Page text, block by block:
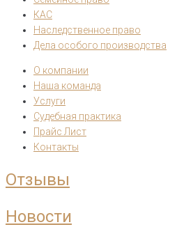
КАС
Наследственное право
Дела особого производства
О компании
Наша команда
Услуги
Судебная практика
Прайс Лист
Контакты
Отзывы
Новости